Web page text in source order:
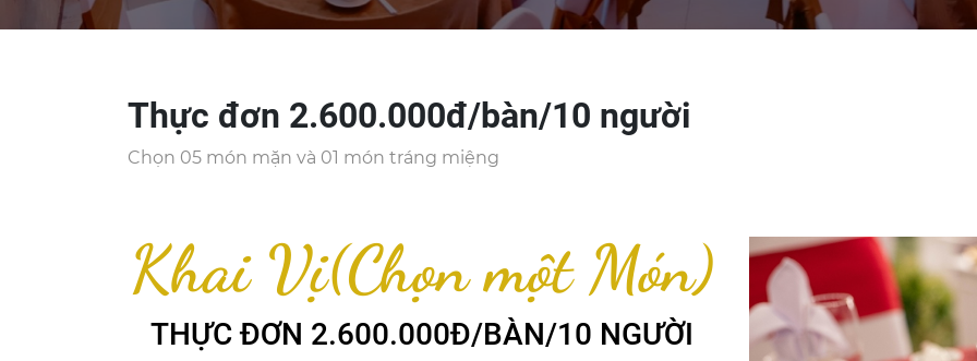
Thực đơn 2.600.000đ/bàn/10 người
Chọn 05 món mặn và 01 món tráng miệng
Khai Vị(Chọn một Món)
THỰC ĐƠN 2.600.000Đ/BÀN/10 NGƯỜI